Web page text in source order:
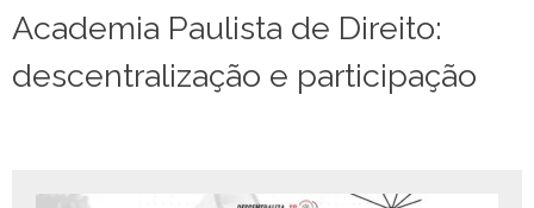
Academia Paulista de Direito:
descentralização e participação